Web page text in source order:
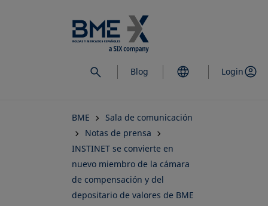
al
contenido
principal
Blog Login
BME
Sala de comunicación
Notas de prensa
INSTINET se convierte en
nuevo miembro de la cámara
de compensación y del
depositario de valores de BME